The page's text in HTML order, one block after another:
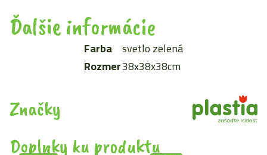
Ďalšie informácie
Farba svetlo zelená
Rozmer38x38x38cm
Značky
Doplnky ku produktu